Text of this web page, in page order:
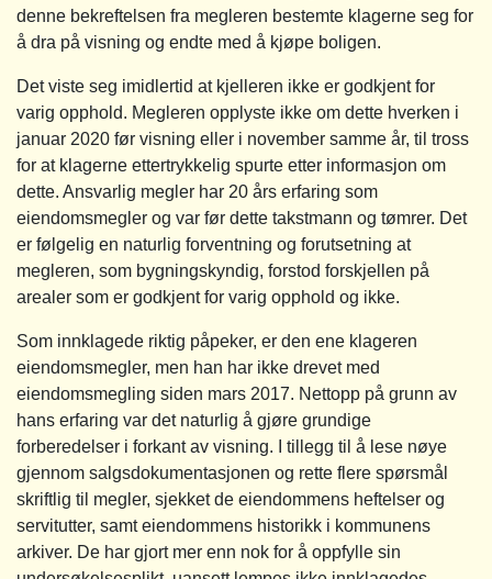
denne bekreftelsen fra megleren bestemte klagerne seg for
å dra på visning og endte med å kjøpe boligen.
Det viste seg imidlertid at kjelleren ikke er godkjent for
varig opphold. Megleren opplyste ikke om dette hverken i
januar 2020 før visning eller i november samme år, til tross
for at klagerne ettertrykkelig spurte etter informasjon om
dette. Ansvarlig megler har 20 års erfaring som
eiendomsmegler og var før dette takstmann og tømrer. Det
er følgelig en naturlig forventning og forutsetning at
megleren, som bygningskyndig, forstod forskjellen på
arealer som er godkjent for varig opphold og ikke.
Som innklagede riktig påpeker, er den ene klageren
eiendomsmegler, men han har ikke drevet med
eiendomsmegling siden mars 2017. Nettopp på grunn av
hans erfaring var det naturlig å gjøre grundige
forberedelser i forkant av visning. I tillegg til å lese nøye
gjennom salgsdokumentasjonen og rette flere spørsmål
skriftlig til megler, sjekket de eiendommens heftelser og
servitutter, samt eiendommens historikk i kommunens
arkiver. De har gjort mer enn nok for å oppfylle sin